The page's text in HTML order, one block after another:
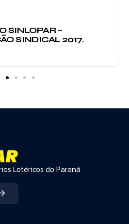
SINLOPAR –
SINDICAL 2017.
Lotéricos do Paraná